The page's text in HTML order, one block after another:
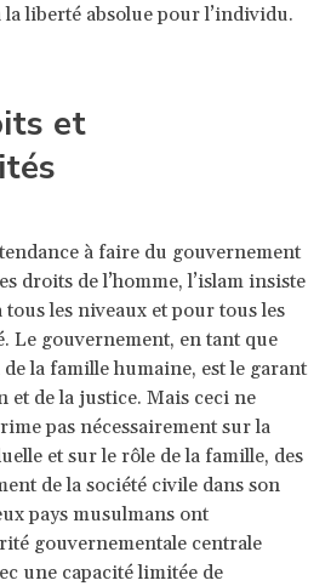
liberté absolue pour l’individu.
et
à faire du gouvernement
droits de l’homme, l’islam insiste
les niveaux et pour tous les
Le gouvernement, en tant que
la famille humaine, est le garant
et de la justice. Mais ceci ne
pas nécessairement sur la
et sur le rôle de la famille, des
de la société civile dans son
pays musulmans ont
gouvernementale centrale
une capacité limitée de